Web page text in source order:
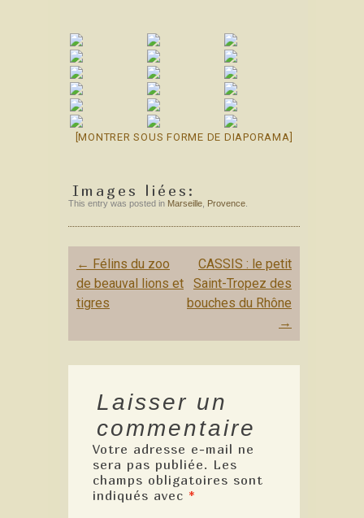
[MONTRER SOUS FORME DE DIAPORAMA]
Images liées:
This entry was posted in Marseille Provence
Post
navigation
← Félins du zoo
de beauval lions et
tigres
CASSIS : le petit
Saint-Tropez des
bouches du Rhône
→
Laisser un
commentaire
Votre adresse e-mail ne
sera pas publiée. Les
champs obligatoires sont
indiqués avec *